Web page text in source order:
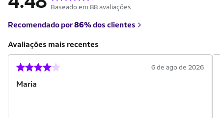
Baseado em 88 avaliações
Recomendado por86%dos clientes
Avaliações mais recentes
Maria
6 de ago de 2026